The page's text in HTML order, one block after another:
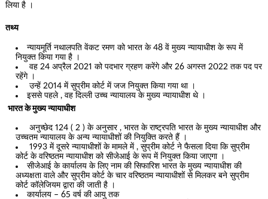
लिया है ।
तथ्य
न्यायमूर्ति नथालपति वेंकट रमण को भारत के 48 वें मुख्य न्यायाधीश के रूप में
नियुक्त किया गया है ।
वह 24 अप्रैल 2021 को पदभार ग्रहण करेंगे और 26 अगस्त 2022 तक पद पर
रहेंगे ।
उन्हें 2014 में सुप्रीम कोर्ट में जज नियुक्त किया गया था ।
इससे पहले , वह दिल्ली उच्च न्यायालय के मुख्य न्यायाधीश थे ।
भारत के मुख्य न्यायाधीश
अनुच्छेद 124 ( 2 ) के अनुसार , भारत के राष्ट्रपति भारत के मुख्य न्यायाधीश और
उच्चतम न्यायालय के अन्य न्यायाधीशों की नियुक्ति करते हैं ।
1993 में दूसरे न्यायाधीशों के मामले में , सुप्रीम कोर्ट ने फैसला दिया कि सुप्रीम
कोर्ट के वरिष्ठतम न्यायाधीश को सीजेआई के रूप में नियुक्त किया जाएगा ।
सीजेआई के कार्यालय के लिए नाम की सिफारिश भारत के मुख्य न्यायाधीश की
अध्यक्षता वाले और सुप्रीम कोर्ट के चार वरिष्ठतम न्यायाधीशों से मिलकर बने सुप्रीम
कोर्ट कॉलेजियम द्वारा की जाती है ।
कार्यालय – 65 वर्ष की आयु तक